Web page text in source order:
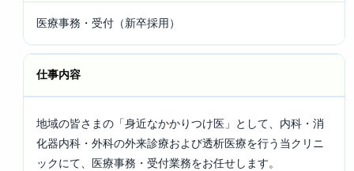
医療事務・受付（新卒採用）
仕事内容
地域の皆さまの「身近なかかりつけ医」として、内科・消
化器内科・外科の外来診療および透析医療を行う当クリニ
ックにて、医療事務・受付業務をお任せします。